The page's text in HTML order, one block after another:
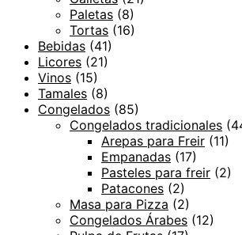
Paletas (8)
Tortas (16)
Bebidas (41)
Licores (21)
Vinos (15)
Tamales (8)
Congelados (85)
Congelados tradicionales
Arepas para Freir (11)
Empanadas (17)
Pasteles para freir (2)
Patacones (2)
Masa para Pizza (2)
Congelados Árabes (12)